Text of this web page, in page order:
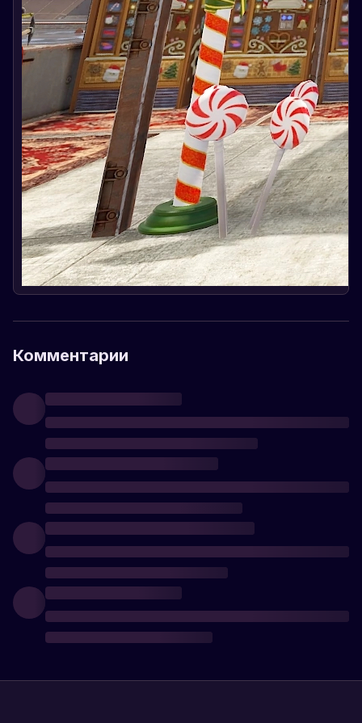
Комментарии